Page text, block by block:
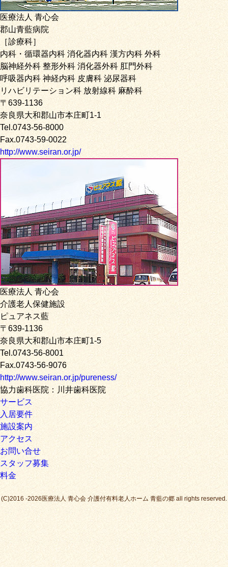
医療法人 青心会
郡山青藍病院
［診療科］
内科・循環器内科 消化器内科 漢方内科 外科
脳神経外科 整形外科 消化器外科 肛門外科
呼吸器内科 神経内科 皮膚科 泌尿器科
リハビリテーション科 放射線科 麻酔科
〒639-1136
奈良県大和郡山市本庄町1-1
Tel.0743-56-8000
Fax.0743-59-0022
http://www.seiran.or.jp/
医療法人 青心会
介護老人保健施設
ピュアネス藍
〒639-1136
奈良県大和郡山市本庄町1-5
Tel.0743-56-8001
Fax.0743-56-9076
http://www.seiran.or.jp/pureness/
協力歯科医院：川井歯科医院
サービス
入居要件
施設案内
アクセス
お問い合せ
スタッフ募集
料金
(C)2016 -2026医療法人 青心会 介護付有料老人ホーム 青藍の郷 all rights reserved.